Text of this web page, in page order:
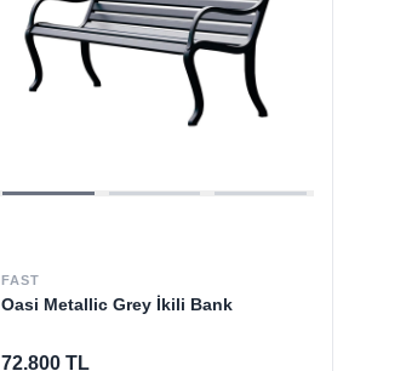
FAST
Oasi Metallic Grey İkili Bank
72.800 TL